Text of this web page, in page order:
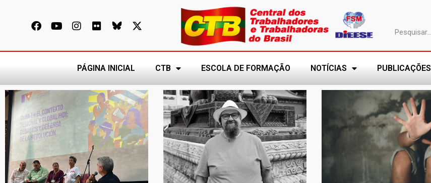
PÁGINA INICIAL CTB ESCOLA DE FORMAÇÃO NOTÍCIAS PUBLICAÇÕES